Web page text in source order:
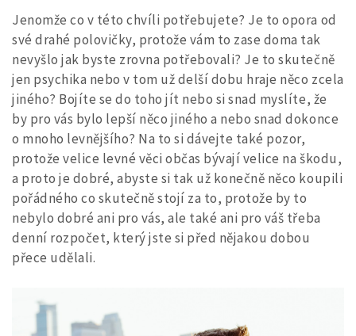
Jenomže co v této chvíli potřebujete? Je to opora od
své drahé polovičky, protože vám to zase doma tak
nevyšlo jak byste zrovna potřebovali? Je to skutečně
jen psychika nebo v tom už delší dobu hraje něco zcela
jiného? Bojíte se do toho jít nebo si snad myslíte, že
by pro vás bylo lepší něco jiného a nebo snad dokonce
o mnoho levnějšího? Na to si dávejte také pozor,
protože velice levné věci občas bývají velice na škodu,
a proto je dobré, abyste si tak už konečně něco koupili
pořádného co skutečně stojí za to, protože by to
nebylo dobré ani pro vás, ale také ani pro váš třeba
denní rozpočet, který jste si před nějakou dobou
přece udělali.